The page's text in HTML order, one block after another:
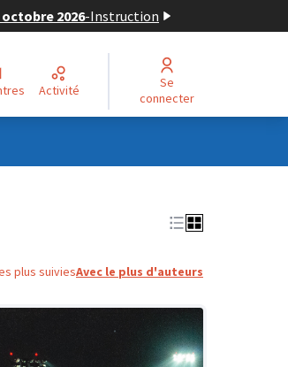
2026-Instruction
Activité
Se
connecter
plus suiviesAvec le plus d'auteurs